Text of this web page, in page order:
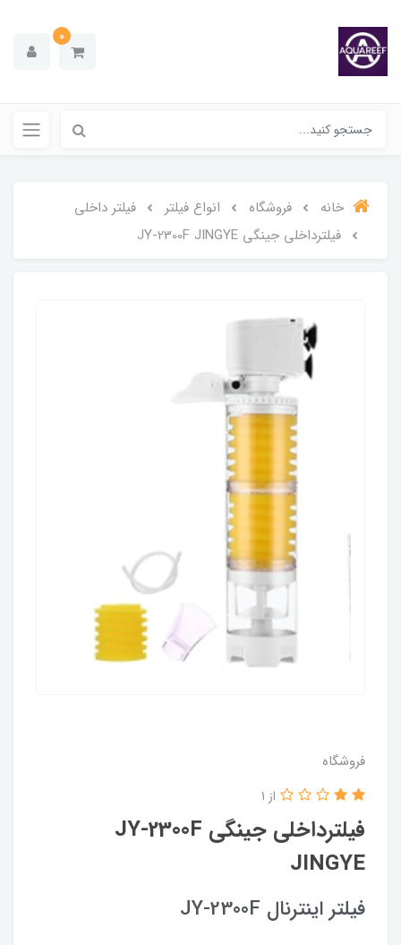
0
خانه فروشگاه انواع فیلتر
فیلتر داخلی
فیلترداخلی جینگی JY-2300F JINGYE
فروشگاه
فیلترداخلی جینگی JY-2300F
JINGYE
از 1
فیلتر اینترنال JY-2300F